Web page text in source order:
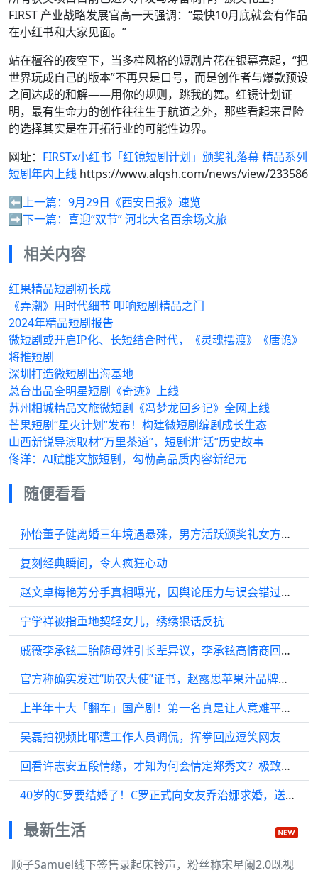
FIRST 产业战略发展官高一天强调：“最快10月底就会有作品
在小红书和大家见面。”
站在檀谷的夜空下，当多样风格的短剧片花在银幕亮起，“把
世界玩成自己的版本”不再只是口号，而是创作者与爆款预设
之间达成的和解——用你的规则，跳我的舞。红镜计划证
明，最有生命力的创作往往生于航道之外，那些看起来冒险
的选择其实是在开拓行业的可能性边界。
网址： FIRSTx小红书「红镜短剧计划」颁奖礼落幕 精品系列
短剧年内上线 https://www.alqsh.com/news/view/233586
⬅️上一篇： 9月29日《西安日报》速览
➡️下一篇： 喜迎“双节” 河北大名百余场文旅
相关内容
红果精品短剧初长成
《弄潮》用时代细节 叩响短剧精品之门
2024年精品短剧报告
微短剧或开启IP化、长短结合时代，《灵魂摆渡》《唐诡》
将推短剧
深圳打造微短剧出海基地
总台出品全明星短剧《奇迹》上线
苏州相城精品文旅微短剧《冯梦龙回乡记》全网上线
芒果短剧“星火计划”发布！构建微短剧编剧成长生态
山西新锐导演取材“万里茶道”，短剧讲“活”历史故事
佟洋：AI赋能文旅短剧，勾勒高品质内容新纪元
随便看看
孙怡董子健离婚三年境遇悬殊，男方活跃颁奖礼女方转型网剧
复刻经典瞬间，令人疯狂心动
赵文卓梅艳芳分手真相曝光，因舆论压力与误会错过姻缘
宁学祥被指重地契轻女儿，绣绣狠话反抗
戚薇李承铉二胎随母姓引长辈异议，李承铉高情商回应化解矛盾
官方称确实发过“助农大使”证书，赵露思苹果汁品牌方晒高清证书，此前扫描图公章不清晰遭“假助农”质疑
上半年十大「翻车」国产剧！第一名真是让人意难平！六姊妹 漂白
吴磊拍视频比耶遭工作人员调侃，挥拳回应逗笑网友
回看许志安五段情缘，才知为何会情定郑秀文？极致的爱融化他的心房
40岁的C罗要结婚了！C罗正式向女友乔治娜求婚，送上估值超百万美元的大钻戒
最新生活
顺子Samuel线下签售录起床铃声，粉丝称宋星阑2.0既视